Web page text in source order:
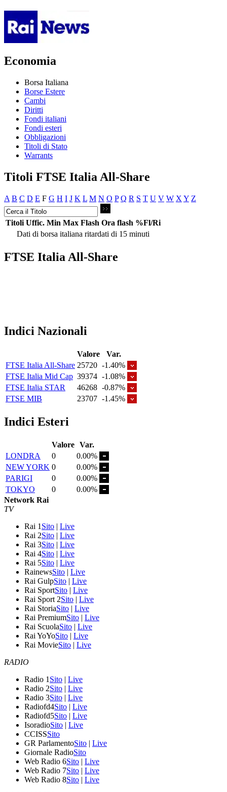
Economia
Borsa Italiana
Borse Estere
Cambi
Diritti
Fondi italiani
Fondi esteri
Obbligazioni
Titoli di Stato
Warrants
Titoli FTSE Italia All-Share
A B C D E F G H I J K L M N O P Q R S T U V W X Y Z
Titoli Uffic. Min Max Flash Ora flash %Fl/Ri
Dati di borsa italiana ritardati di 15 minuti
FTSE Italia All-Share
Indici Nazionali
Valore
Var.
FTSE Italia All-Share 25720 -1.40%
FTSE Italia Mid Cap 39374 -1.08%
FTSE Italia STAR
46268 -0.87%
FTSE MIB
23707 -1.45%
Indici Esteri
Valore Var.
LONDRA
0
0.00%
NEW YORK 0
0.00%
PARIGI
0
0.00%
TOKYO
0
0.00%
Network Rai
TV
Rai 1 Sito | Live
Rai 2Sito | Live
Rai 3Sito | Live
Rai 4Sito | Live
Rai 5Sito | Live
RainewsSito | Live
Rai GulpSito | Live
Rai SportSito | Live
Rai Sport 2Sito | Live
Rai StoriaSito | Live
Rai PremiumSito | Live
Rai ScuolaSito | Live
Rai YoYoSito | Live
Rai MovieSito | Live
RADIO
Radio 1 Sito | Live
Radio 2Sito | Live
Radio 3Sito | Live
Radiofd4Sito | Live
Radiofd5Sito | Live
IsoradioSito | Live
CCISSSito
GR ParlamentoSito | Live
Giornale RadioSito
Web Radio 6Sito | Live
Web Radio 7Sito | Live
Web Radio 8Sito | Live